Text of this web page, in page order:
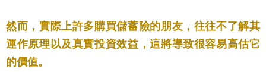
然而，實際上許多購買儲蓄險的朋友，往往不了解其
運作原理以及真實投資效益，這將導致很容易高估它
的價值。